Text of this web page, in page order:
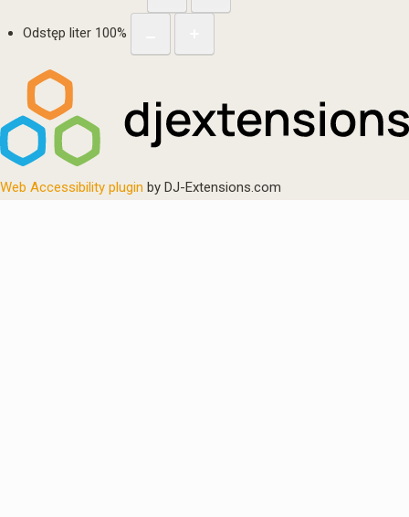
Odstęp liter 100%
Web Accessibility plugin by DJ-Extensions.com